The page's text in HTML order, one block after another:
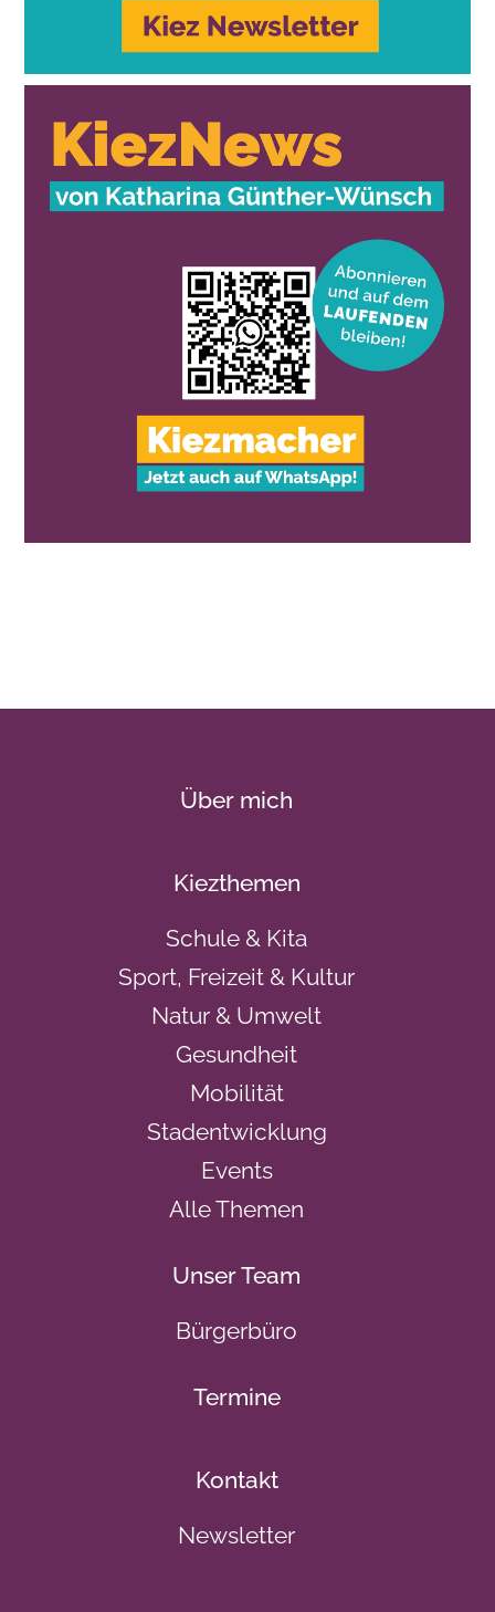
Über mich
Kiezthemen
Schule & Kita
Sport, Freizeit & Kultur
Natur & Umwelt
Gesundheit
Mobilität
Stadentwicklung
Events
Alle Themen
Unser Team
Bürgerbüro
Termine
Kontakt
Newsletter